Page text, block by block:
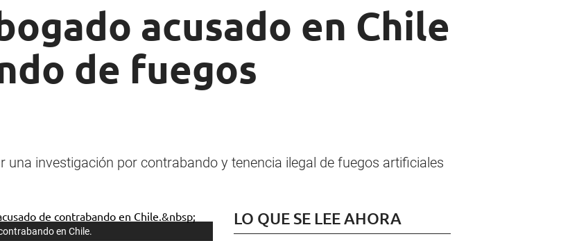
acusado en Chile
de fuegos
una investigación por contrabando y tenencia ilegal de fuegos artificiales
en Chile.
LO QUE SE LEE AHORA